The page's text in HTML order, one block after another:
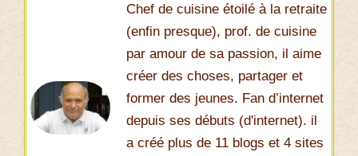
Chef de cuisine étoilé à la retraite
(enfin presque), prof. de cuisine
par amour de sa passion, il aime
créer des choses, partager et
former des jeunes. Fan d’internet
depuis ses débuts (d'internet). il
a créé plus de 11 blogs et 4 sites